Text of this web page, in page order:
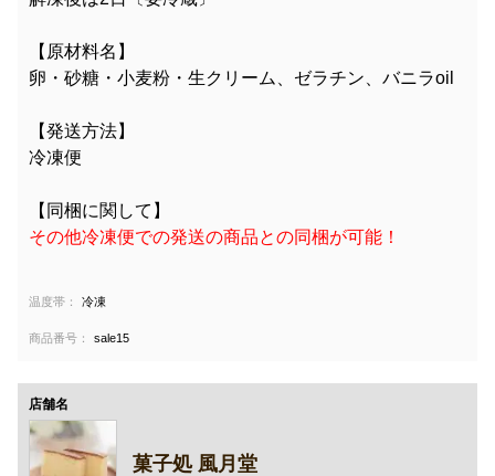
【原材料名】
卵・砂糖・小麦粉・生クリーム、ゼラチン、バニラoil
【発送方法】
冷凍便
【同梱に関して】
その他冷凍便での発送の商品との同梱が可能！
温度帯： 冷凍
商品番号： sale15
店舗名
菓子処 風月堂